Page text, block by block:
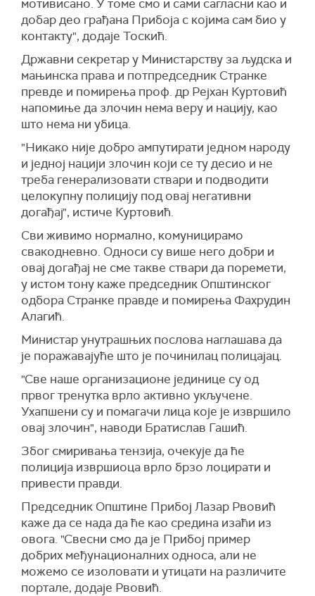
мотивисано. У томе смо и сами сагласни као и
добар део грађана Прибоја с којима сам био у
контакту", додаје Тоскић.
Државни секретар у Министарству за људска и
мањинска права и потпредседник Странке
превде и помирења проф. др Рејхан Куртовић
напомиње да злочин нема веру и нацију, као
што нема ни убица.
"Никако није добро ампутирати једном народу
и једној нацији злочин који се ту десио и не
треба генерализовати ствари и подводити
целокупну полицију под овај негативни
догађај", истиче Куртовић.
Сви живимо нормално, комуницирамо
свакодневно. Односи су више него добри и
овај догађај не сме такве ствари да поремети,
у истом тону каже председник Општинског
одбора Странке правде и помирења Фахрудин
Алагић.
Министар унутрашњих послова наглашава да
је поражавајуће што је починилац полицајац.
"Све наше организационе јединице су од
првог тренутка врло активно укључене.
Ухапшени су и помагачи лица које је извршило
овај злочин", наводи Братислав Гашић.
Због смиривања тензија, очекује да ће
полиција извршиоца врло брзо лоцирати и
привести правди.
Председник Општине Прибој Лазар Рвовић
каже да се нада да ће као средина изаћи из
овога. "Свесни смо да је Прибој пример
добрих међунационалних односа, али не
можемо се изоловати и утицати на различите
портале, додаје Рвовић.